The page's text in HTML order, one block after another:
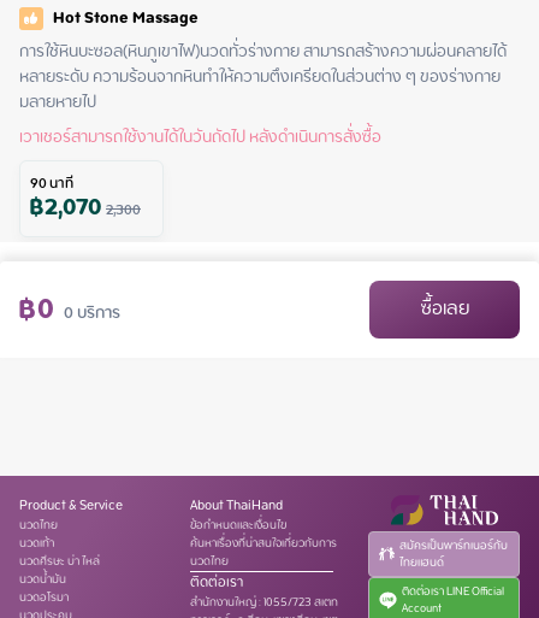
Hot Stone Massage
การใช้หินบะซอล(หินภูเขาไฟ)นวดทั่วร่างกาย สามารถสร้างความผ่อนคลายได้
หลายระดับ ความร้อนจากหินทำให้ความตึงเครียดในส่วนต่าง ๆ ของร่างกาย
มลายหายไป
เวาเชอร์สามารถใช้งานได้ในวันถัดไป หลังดำเนินการสั่งซื้อ
90นาที
฿2,0702,300
฿0 0บริการ ซื้อเลย
Product & Service
นวดไทย
นวดเท้า
นวดศีรษะ บ่า ไหล่
นวดน้ำมัน
นวดอโรมา
About ThaiHand
ข้อกำหนดและเงื่อนไข
ค้นหาเรื่องที่น่าสนใจเกี่ยวกับการ
นวดไทย
ติดต่อเรา
สำนักงานใหญ่:1055/723 สเตท
สมัครเป็นพาร์ทเนอร์กับ
ไทยแฮนด์
ติดต่อเรา LINE Official
Account